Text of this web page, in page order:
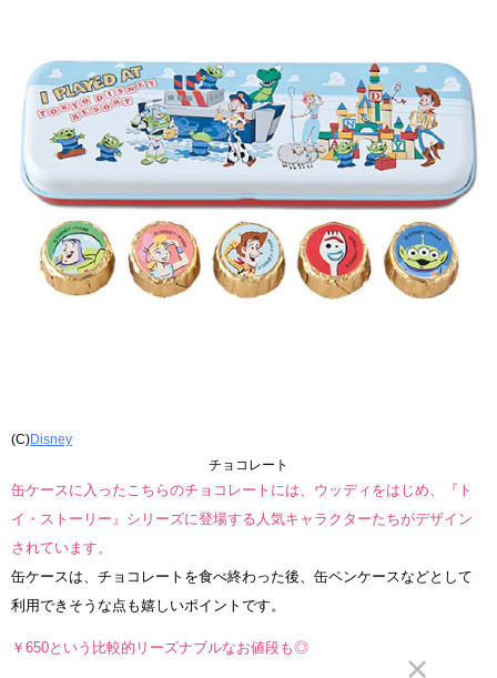
(C)Disney
チョコレート
缶ケースに入ったこちらのチョコレートには、ウッディをはじめ、『ト
イ・ストーリー』シリーズに登場する人気キャラクターたちがデザイン
されています。
缶ケースは、チョコレートを食べ終わった後、缶ペンケースなどとして
利用できそうな点も嬉しいポイントです。
￥650という比較的リーズナブルなお値段も◎